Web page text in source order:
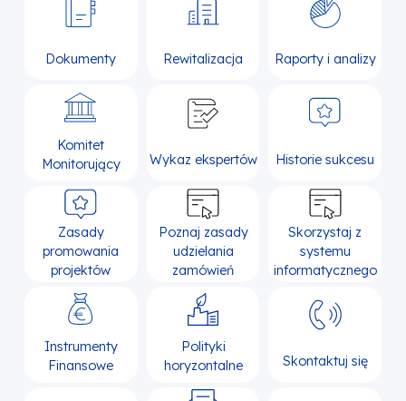
Dokumenty Rewitalizacja Raporty i analizy
Komitet
Monitorujący
Wykaz ekspertów Historie sukcesu
Zasady
promowania
projektów
Poznaj zasady
udzielania
zamówień
Skorzystaj z
systemu
informatycznego
Instrumenty
Finansowe
Polityki
horyzontalne
Skontaktuj się